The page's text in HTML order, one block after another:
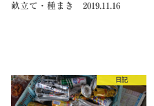
畝立て・種まき 2019.11.16
日記